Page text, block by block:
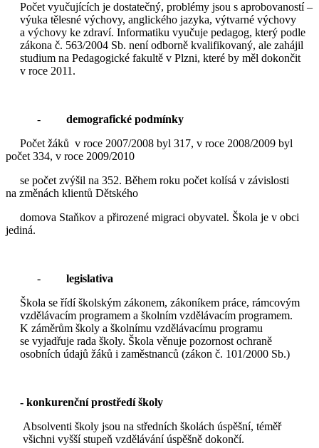
Počet vyučujících je dostatečný, problémy jsou s aprobovaností –
výuka tělesné výchovy, anglického jazyka, výtvarné výchovy
a výchovy ke zdraví. Informatiku vyučuje pedagog, který podle
zákona č. 563/2004 Sb. není odborně kvalifikovaný, ale zahájil
studium na Pedagogické fakultě v Plzni, které by měl dokončit
v roce 2011.
- demografické podmínky
Počet žáků v roce 2007/2008 byl 317, v roce 2008/2009 byl
počet 334, v roce 2009/2010
se počet zvýšil na 352. Během roku počet kolísá v závislosti
na změnách klientů Dětského
domova Staňkov a přirozené migraci obyvatel. Škola je v obci
jediná.
- legislativa
Škola se řídí školským zákonem, zákoníkem práce, rámcovým
vzdělávacím programem a školním vzdělávacím programem.
K záměrům školy a školnímu vzdělávacímu programu
se vyjadřuje rada školy. Škola věnuje pozornost ochraně
osobních údajů žáků i zaměstnanců (zákon č. 101/2000 Sb.)
- konkurenční prostředí školy
Absolventi školy jsou na středních školách úspěšní, téměř
všichni vyšší stupeň vzdělávání úspěšně dokončí.